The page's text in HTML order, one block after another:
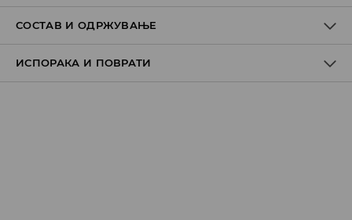
СОСТАВ И ОДРЖУВАЊЕ
100% ПАМУК
ИСПОРАКА И ПОВРАТИ